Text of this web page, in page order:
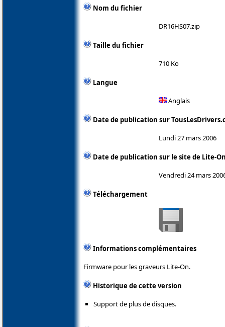
Nom du fichier
DR16HS07.zip
Taille du fichier
710 Ko
Langue
Anglais
Date de publication sur
Lundi 27 mars 2006
Date de publication sur le site de Lite-
Vendredi 24 mars
Téléchargement
Informations complémentaires
Firmware pour les graveurs Lite-On.
Historique de cette version
Support de plus de disques.